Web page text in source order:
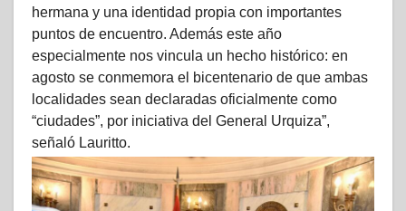
hermana y una identidad propia con importantes
puntos de encuentro. Además este año
especialmente nos vincula un hecho histórico: en
agosto se conmemora el bicentenario de que ambas
localidades sean declaradas oficialmente como
“ciudades”, por iniciativa del General Urquiza”,
señaló Lauritto.